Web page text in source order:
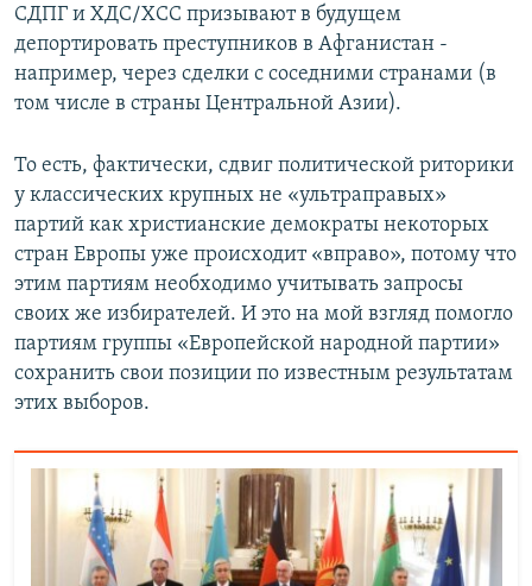
СДПГ и ХДС/ХСС призывают в будущем
депортировать преступников в Афганистан -
например, через сделки с соседними странами (в
том числе в страны Центральной Азии).
То есть, фактически, сдвиг политической риторики
у классических крупных не «ультраправых»
партий как христианские демократы некоторых
стран Европы уже происходит «вправо», потому что
этим партиям необходимо учитывать запросы
своих же избирателей. И это на мой взгляд помогло
партиям группы «Европейской народной партии»
сохранить свои позиции по известным результатам
этих выборов.